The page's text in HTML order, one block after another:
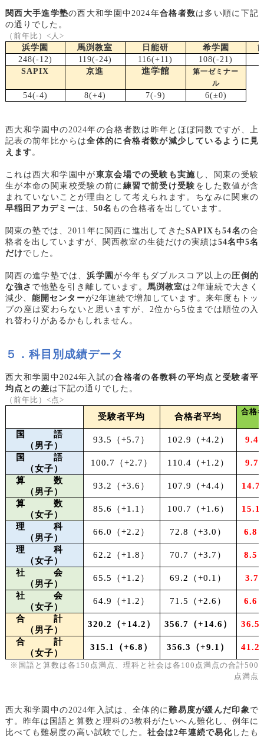
関西大手進学塾の西大和学園中2024年合格者数は多い順に下記
の通りでした。
（前年比）<人>
浜学園
馬渕教室 日能研 希学園
248(-12)
119(-24) 116(+11) 108(-21)
SAPIX
京進 進学館
第一ゼミナー
ル
54(-4) 8(+4) 7(-9) 6(±0)
西大和学園中の2024年の合格者数は昨年とほぼ同数ですが、上
記表の前年比からは全体的に合格者数が減少しているように見
えます 。
これは西大和学園中が東京会場での受験も実施 し、関東の受験
生が本命の関東校受験の前に 練習で前受け受験 をした数値が含
まれていないことが理由として考えられます。ちなみに関東の
早稲田アカデミーは、 50名 もの合格者を出しています。
関東の塾では、2011年に関西に進出してきた SAPIX も54名の合
格者を出していますが、関西教室の生徒だけの実績は54名中5名
だけでした。
関西の進学塾では、浜学園が今年もダブルスコア以上の圧倒的
な強さ で他塾を引き離しています。馬渕教室は2年連続で大きく
減少、能開センターが2年連続で増加しています。来年度もトッ
プの座は変わらないと思いますが、2位から5位までは順位の入
れ替わりがあるかもしれません。
５．科目別成績データ
西大和学園中2024年入試の合格者の各教科の平均点と受験者平
均点との差は下記の通りでした。
（前年比）<点>
受験者平均 合格者平均
合格
国 語
（男子）
93.5 （+5.7） 102.9 （+4.2） 9.4
国 語
（女子）
100.7 （+2.7） 110.4 （+1.2） 9.7
算 数
（男子）
93.2 （+3.6） 107.9 （+4.4） 14.7
算 数
（女子）
85.6 （+1.1） 100.7 （+1.6） 15.1
理 科
（男子）
66.0 （+2.2） 72.8 （+3.0） 6.8
理 科
（女子）
62.2 （+1.8） 70.7 （+3.7） 8.5
社 会
（男子）
65.5 （+1.2） 69.2 （+0.1） 3.7
社 会
（女子）
64.9 （+1.2） 71.5 （+2.6） 6.6
合 計
（男子）
320.2 （+14.2） 356.7 （+14.6） 36.5
合 計
（女子）
315.1 （+6.8） 356.3 （+9.1） 41.2
※国語と算数は各150点満点、理科と社会は各100点満点の合計500
点満点
西大和学園中の2024年入試は、全体的に難易度が緩んだ印象 で
す。昨年は国語と算数と理科の3教科がたいへん難化し、例年に
比べても難易度の高い試験でした。社会は2年連続で易化したも